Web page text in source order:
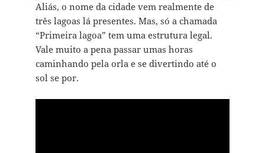
Aliás, o nome da cidade vem realmente de
três lagoas lá presentes. Mas, só a chamada
“Primeira lagoa” tem uma estrutura legal.
Vale muito a pena passar umas horas
caminhando pela orla e se divertindo até o
sol se por.